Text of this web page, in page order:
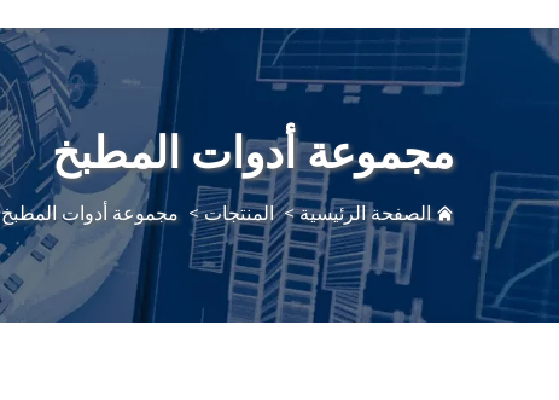
مجموعة أدوات المطبخ
الصفحة الرئيسية>المنتجات> مجموعة أدوات المطبخ